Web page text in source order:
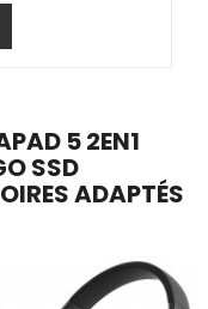
5 2EN1
SSD
ADAPTÉS